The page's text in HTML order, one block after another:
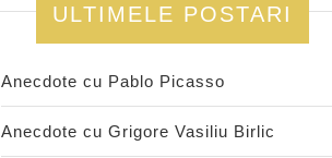
ULTIMELE POSTARI
Anecdote cu Pablo Picasso
Anecdote cu Grigore Vasiliu Birlic